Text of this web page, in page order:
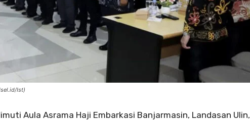
Ist)
Aula Asrama Haji Embarkasi Banjarmasin, Landasan Ulin,